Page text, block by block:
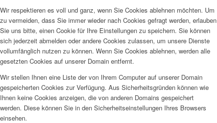
Wir respektieren es voll und ganz, wenn Sie Cookies ablehnen möchten. Um
zu vermeiden, dass Sie immer wieder nach Cookies gefragt werden, erlauben
Sie uns bitte, einen Cookie für Ihre Einstellungen zu speichern. Sie können
sich jederzeit abmelden oder andere Cookies zulassen, um unsere Dienste
vollumfänglich nutzen zu können. Wenn Sie Cookies ablehnen, werden alle
gesetzten Cookies auf unserer Domain entfernt.
Wir stellen Ihnen eine Liste der von Ihrem Computer auf unserer Domain
gespeicherten Cookies zur Verfügung. Aus Sicherheitsgründen können wie
Ihnen keine Cookies anzeigen, die von anderen Domains gespeichert
werden. Diese können Sie in den Sicherheitseinstellungen Ihres Browsers
einsehen.